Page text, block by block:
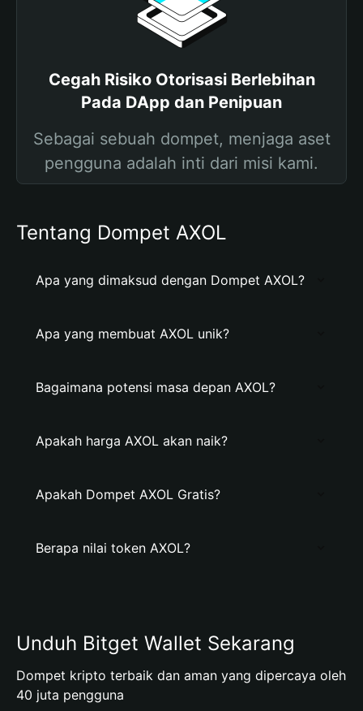
Cegah Risiko Otorisasi Berlebihan
Pada DApp dan Penipuan
Sebagai sebuah dompet, menjaga aset
pengguna adalah inti dari misi kami.
Tentang Dompet AXOL
Apa yang dimaksud dengan Dompet AXOL?
Apa yang membuat AXOL unik?
Bagaimana potensi masa depan AXOL?
Apakah harga AXOL akan naik?
Apakah Dompet AXOL Gratis?
Berapa nilai token AXOL?
Unduh Bitget Wallet Sekarang
Dompet kripto terbaik dan aman yang dipercaya oleh
40 juta pengguna